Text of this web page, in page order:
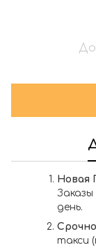
Новая
день.
такси